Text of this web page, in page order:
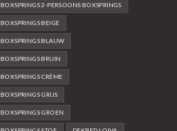
BOXSPRINGS 2-PERSOONS BOXSPRINGS
BOXSPRINGS BEIGE
BOXSPRINGS BLAUW
BOXSPRINGS BRUIN
BOXSPRINGS CRÈME
BOXSPRINGS GRIJS
BOXSPRINGS GROEN